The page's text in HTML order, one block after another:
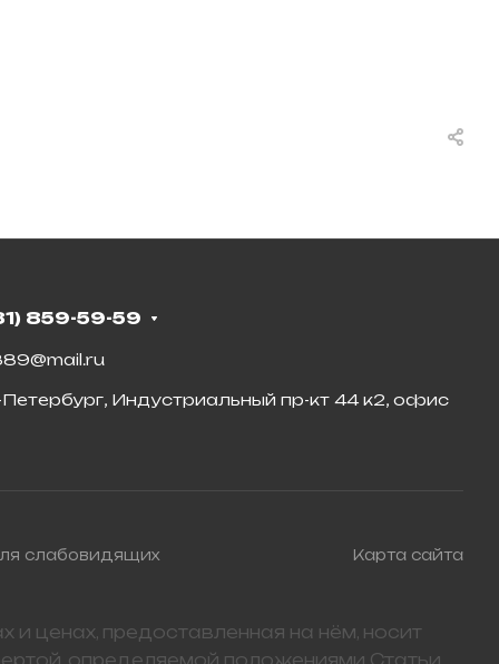
859-59-59
Индустриальный пр-кт 44 к2, офис
слабовидящих Карта сайта
ценах, предоставленная на нём, носит